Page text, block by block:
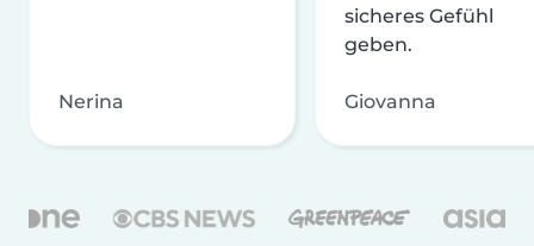
Nerina
sicheres Gefühl
geben.
Giovanna